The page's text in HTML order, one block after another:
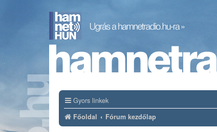
Gyors linkek
Főoldal Fórum kezdőlap